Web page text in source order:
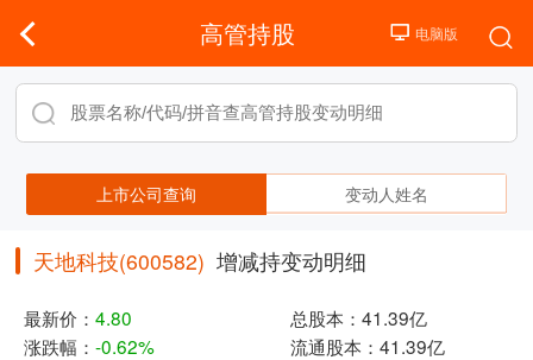
高管持股
上市公司查询 变动人姓名
天地科技(600582) 增减持变动明细
最新价： 4.80 总股本： 41.39亿
涨跌幅： -0.62% 流通股本： 41.39亿